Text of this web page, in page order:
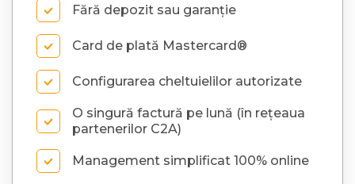
Fără depozit sau garanție
Card de plată Mastercard®
Configurarea cheltuielilor autorizate
O singură factură pe lună (în rețeaua
partenerilor C2A)
Management simplificat 100% online